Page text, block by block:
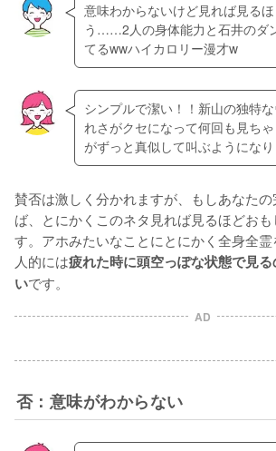
意味わからないけど見れば見る
う……2人の身体能力と石井のダ
てるwwハイカロリー漫才w
シンプルで潔い！！新山の独特
れさがクセになって何回も見ち
がずっと真似して叫ぶようにな
賛否は激しく分かれますが、もしあなた
ば、とにかくこのネタ見れば見るほどお
す。アホみたいなことにとにかく全身全
人的には疲れた時に頭空っぽな状態で見
いです。
AD
否：意味がわからない